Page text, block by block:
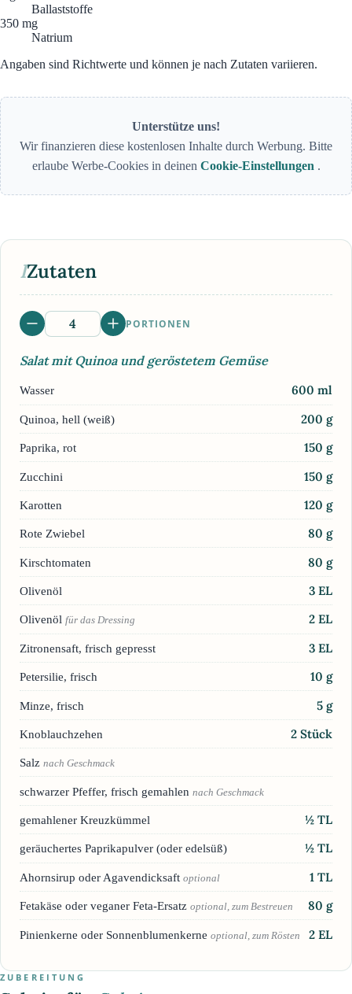
Ballaststoffe
350 mg
Natrium
Angaben sind Richtwerte und können je nach Zutaten variieren.
Unterstütze uns!
Wir finanzieren diese kostenlosen Inhalte durch Werbung. Bitte
erlaube Werbe-Cookies in deinen Cookie-Einstellungen .
IZutaten
PORTIONEN
Salat mit Quinoa und geröstetem Gemüse
Wasser 600 ml
Quinoa, hell (weiß) 200 g
Paprika, rot 150 g
Zucchini 150 g
Karotten 120 g
Rote Zwiebel 80 g
Kirschtomaten 80 g
Olivenöl 3 EL
Olivenöl für das Dressing 2 EL
Zitronensaft, frisch gepresst 3 EL
Petersilie, frisch 10 g
Minze, frisch 5 g
Knoblauchzehen 2 Stück
Salz nach Geschmack
schwarzer Pfeffer, frisch gemahlen nach Geschmack
gemahlener Kreuzkümmel ½ TL
geräuchertes Paprikapulver (oder edelsüß) ½ TL
Ahornsirup oder Agavendicksaft optional 1 TL
Fetakäse oder veganer Feta-Ersatz optional, zum Bestreuen 80 g
Pinienkerne oder Sonnenblumenkerne optional, zum Rösten 2 EL
ZUBEREITUNG